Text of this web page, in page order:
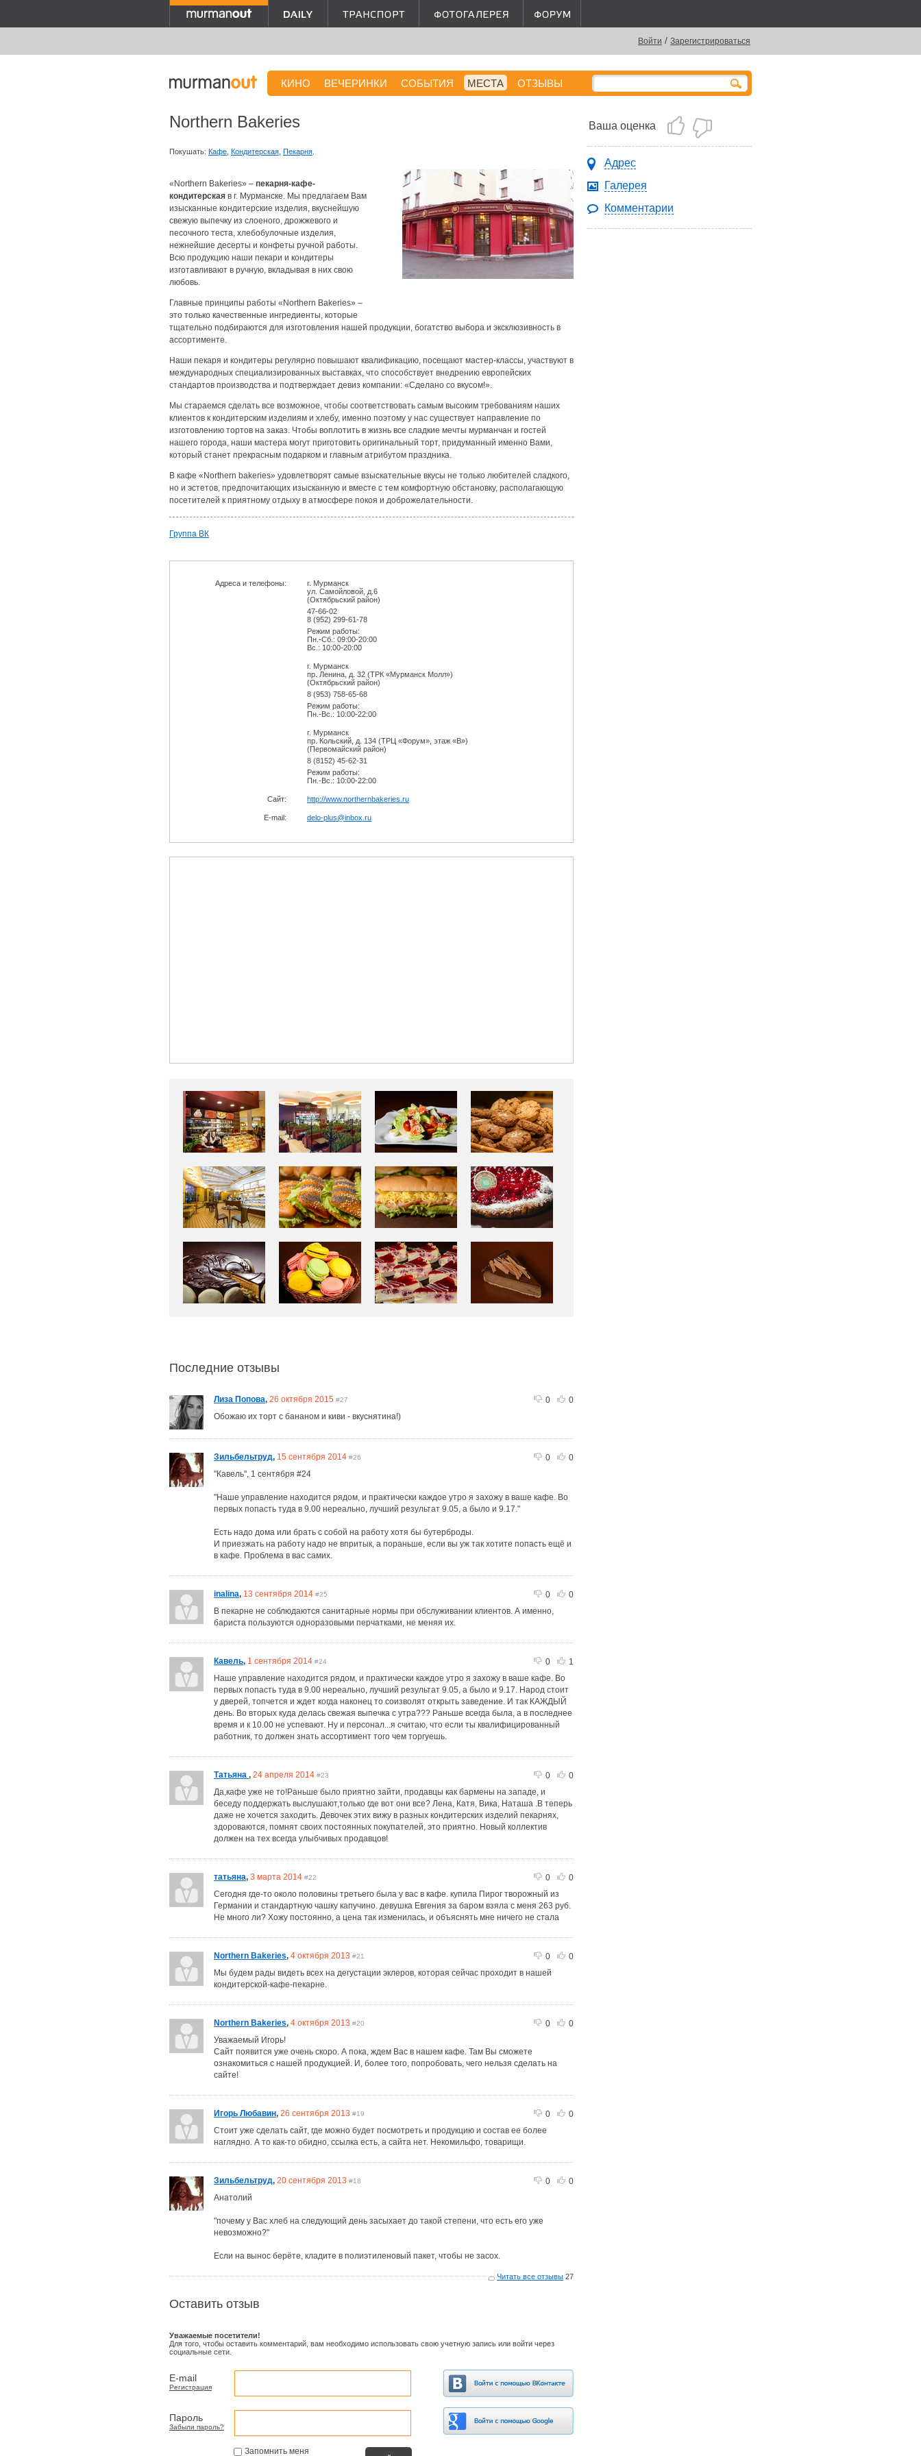
Войти / Зарегистрироваться
КИНО ВЕЧЕРИНКИ СОБЫТИЯ МЕСТА ОТЗЫВЫ
Ваша оценка
Адрес
Галерея
Комментарии
Northern Bakeries
Покушать: Кафе Кондитерская Пекарня
«Northern Bakeries» – пекарня-кафе-
кондитерская в г. Мурманске. Мы предлагаем Вам
изысканные кондитерские изделия, вкуснейшую
свежую выпечку из слоеного, дрожжевого и
песочного теста, хлебобулочные изделия,
нежнейшие десерты и конфеты ручной работы.
Всю продукцию наши пекари и кондитеры
изготавливают в ручную, вкладывая в них свою
любовь.
Главные принципы работы «Northern Bakeries» –
это только качественные ингредиенты, которые
тщательно подбираются для изготовления нашей продукции, богатство выбора и эксклюзивность в
ассортименте.
Наши пекаря и кондитеры регулярно повышают квалификацию, посещают мастер-классы, участвуют в
международных специализированных выставках, что способствует внедрению европейских
стандартов производства и подтверждает девиз компании: «Сделано со вкусом!».
Мы стараемся сделать все возможное, чтобы соответствовать самым высоким требованиям наших
клиентов к кондитерским изделиям и хлебу, именно поэтому у нас существует направление по
изготовлению тортов на заказ. Чтобы воплотить в жизнь все сладкие мечты мурманчан и гостей
нашего города, наши мастера могут приготовить оригинальный торт, придуманный именно Вами,
который станет прекрасным подарком и главным атрибутом праздника.
В кафе «Northern bakeries» удовлетворят самые взыскательные вкусы не только любителей сладкого,
но и эстетов, предпочитающих изысканную и вместе с тем комфортную обстановку, располагающую
посетителей к приятному отдыху в атмосфере покоя и доброжелательности.
Группа ВК
Адреса и телефоны:
г. Мурманск
ул. Самойловой, д.6
(Октябрьский район)
47-66-02
8 (952) 299-61-78
Режим работы:
Пн.-Сб.: 09:00-20:00
Вс.: 10:00-20:00
г. Мурманск
пр. Ленина, д. 32 (ТРК «Мурманск Молл»)
(Октябрьский район)
8 (953) 758-65-68
Режим работы:
Пн.-Вс.: 10:00-22:00
г. Мурманск
пр. Кольский, д. 134 (ТРЦ «Форум», этаж «В»)
(Первомайский район)
8 (8152) 45-62-31
Режим работы:
Пн.-Вс.: 10:00-22:00
Cайт: http://www.northernbakeries.ru
E-mail: delo-plus@inbox.ru
Последние отзывы
0 0
Лиза Попова, 26 октября 2015 #27
Обожаю их торт с бананом и киви - вкуснятина!)
0 0
Зильбельтруд, 15 сентября 2014 #26
"Кавель", 1 сентября #24
"Наше управление находится рядом, и практически каждое утро я захожу в ваше кафе. Во
первых попасть туда в 9.00 нереально, лучший результат 9.05, а было и 9.17."
Есть надо дома или брать с собой на работу хотя бы бутерброды.
И приезжать на работу надо не впритык, а пораньше, если вы уж так хотите попасть ещё и
в кафе. Проблема в вас самих.
0 0
inalina, 13 сентября 2014 #25
В пекарне не соблюдаются санитарные нормы при обслуживании клиентов. А именно,
бариста пользуются одноразовыми перчатками, не меняя их.
0 1
Кавель, 1 сентября 2014 #24
Наше управление находится рядом, и практически каждое утро я захожу в ваше кафе. Во
первых попасть туда в 9.00 нереально, лучший результат 9.05, а было и 9.17. Народ стоит
у дверей, топчется и ждет когда наконец то соизволят открыть заведение. И так КАЖДЫЙ
день. Во вторых куда делась свежая выпечка с утра??? Раньше всегда была, а в последнее
время и к 10.00 не успевают. Ну и персонал...я считаю, что если ты квалифицированный
работник, то должен знать ассортимент того чем торгуешь.
0 0
Татьяна , 24 апреля 2014 #23
Да,кафе уже не то!Раньше было приятно зайти, продавцы как бармены на западе, и
беседу поддержать выслушают,только где вот они все? Лена, Катя, Вика, Наташа .В теперь
даже не хочется заходить. Девочек этих вижу в разных кондитерских изделий пекарнях,
здороваются, помнят своих постоянных покупателей, это приятно. Новый коллектив
должен на тех всегда улыбчивых продавцов!
0 0
татьяна, 3 марта 2014 #22
Сегодня где-то около половины третьего была у вас в кафе. купила Пирог творожный из
Германии и стандартную чашку капучино. девушка Евгения за баром взяла с меня 263 руб.
Не много ли? Хожу постоянно, а цена так изменилась, и объяснять мне ничего не стала
0 0
Northern Bakeries, 4 октября 2013 #21
Мы будем рады видеть всех на дегустации эклеров, которая сейчас проходит в нашей
кондитерской-кафе-пекарне.
0 0
Northern Bakeries, 4 октября 2013 #20
Уважаемый Игорь!
Сайт появится уже очень скоро. А пока, ждем Вас в нашем кафе. Там Вы сможете
ознакомиться с нашей продукцией. И, более того, попробовать, чего нельзя сделать на
сайте!
0 0
Игорь Любавин, 26 сентября 2013 #19
Стоит уже сделать сайт, где можно будет посмотреть и продукцию и состав ее более
наглядно. А то как-то обидно, ссылка есть, а сайта нет. Некомильфо, товарищи.
0 0
Зильбельтруд, 20 сентября 2013 #18
Анатолий
"почему у Вас хлеб на следующий день засыхает до такой степени, что есть его уже
невозможно?"
Если на вынос берёте, кладите в полиэтиленовый пакет, чтобы не засох.
Читать все отзывы 27
Оставить отзыв
Уважаемые посетители!
Для того, чтобы оставить комментарий, вам необходимо использовать свою учетную запись или войти через
социальные сети.
E-mail
Регистрация
Пароль
Забыли пароль?
Запомнить меня